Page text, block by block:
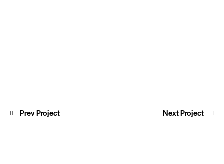
Prev Project Next Project